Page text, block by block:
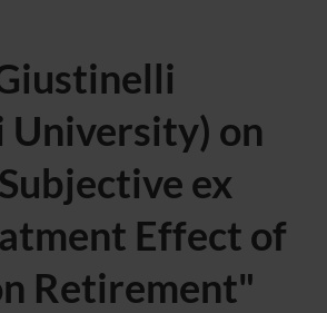
University) on
ex
Effect of
Retirement"